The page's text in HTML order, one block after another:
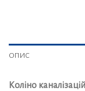
ОПИС
Коліно